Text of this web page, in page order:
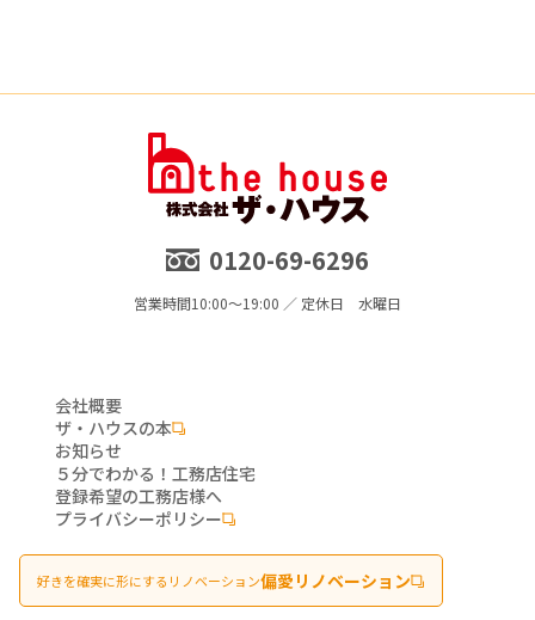
0120-69-6296
営業時間10:00～19:00 ／ 定休日 水曜日
会社概要
ザ・ハウスの本
お知らせ
５分でわかる！工務店住宅
登録希望の工務店様へ
プライバシーポリシー
好きを確実に形にするリノベーション偏愛リノベーション